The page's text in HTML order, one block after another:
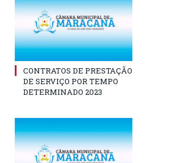
CONTRATOS DE PRESTAÇÃO
DE SERVIÇO POR TEMPO
DETERMINADO 2023